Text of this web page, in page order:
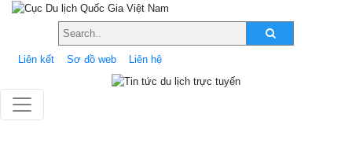
Liên kết Sơ đồ web Liên hệ